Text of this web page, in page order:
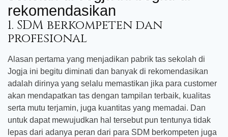
rekomendasikan
1. SDM berkompeten dan
profesional
Alasan pertama yang menjadikan pabrik tas sekolah di
Jogja ini begitu diminati dan banyak di rekomendasikan
adalah dirinya yang selalu memastikan jika para customer
akan mendapatkan tas dengan tampilan terbaik, kualitas
serta mutu terjamin, juga kuantitas yang memadai. Dan
untuk dapat mewujudkan hal tersebut pun tentunya tidak
lepas dari adanya peran dari para SDM berkompeten juga